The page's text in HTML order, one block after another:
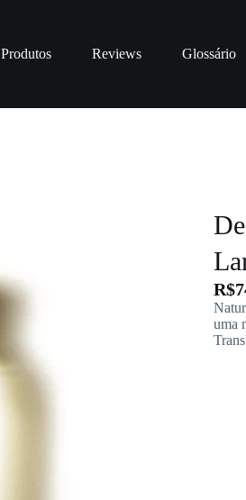
Produtos Reviews Glossário
R$
uma